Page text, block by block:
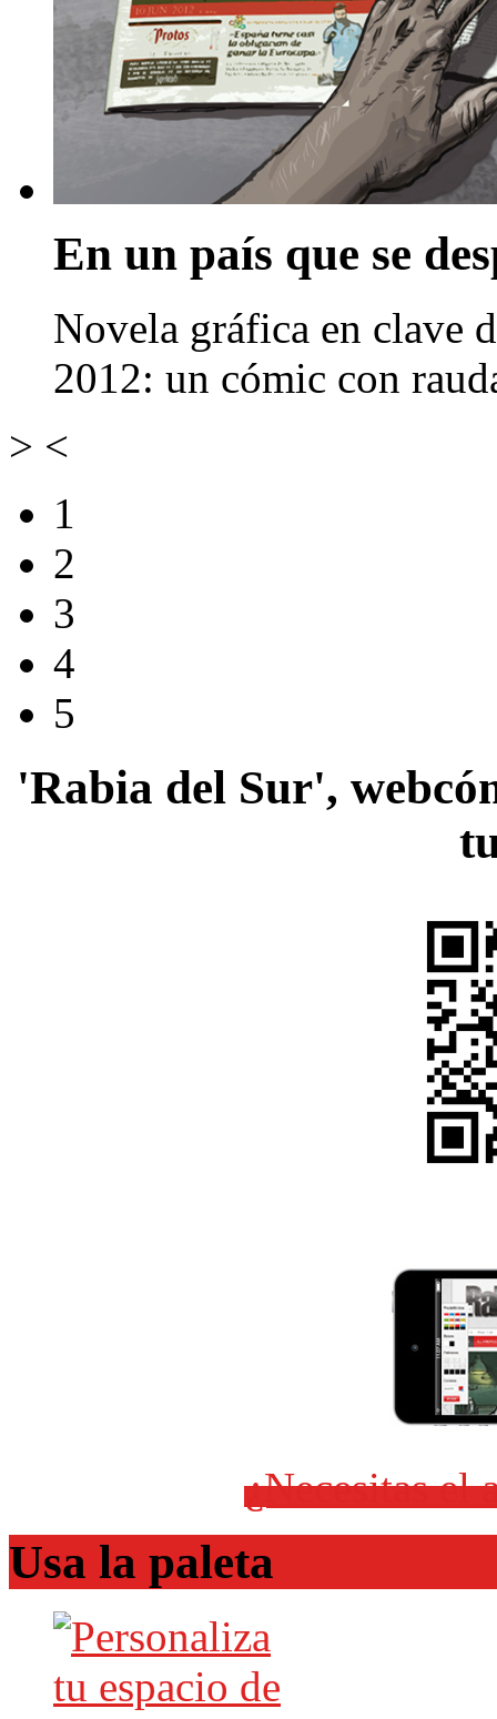
En un país que se
Novela gráfica en clave
2012: un cómic con
> <
1
2
3
4
5
'Rabia del Sur',
¿Necesitas el
Usa la paleta